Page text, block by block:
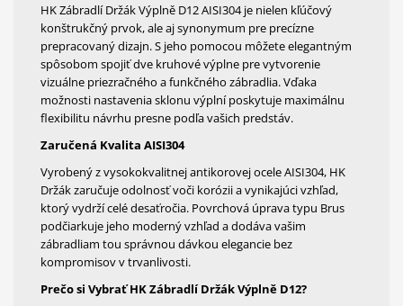
HK Zábradlí Držák Výplně D12 AISI304 je nielen kľúčový
konštrukčný prvok, ale aj synonymum pre precízne
prepracovaný dizajn. S jeho pomocou môžete elegantným
spôsobom spojiť dve kruhové výplne pre vytvorenie
vizuálne priezračného a funkčného zábradlia. Vďaka
možnosti nastavenia sklonu výplní poskytuje maximálnu
flexibilitu návrhu presne podľa vašich predstáv.
Zaručená Kvalita AISI304
Vyrobený z vysokokvalitnej antikorovej ocele AISI304, HK
Držák zaručuje odolnosť voči korózii a vynikajúci vzhľad,
ktorý vydrží celé desaťročia. Povrchová úprava typu Brus
podčiarkuje jeho moderný vzhľad a dodáva vašim
zábradliam tou správnou dávkou elegancie bez
kompromisov v trvanlivosti.
Prečo si Vybrať HK Zábradlí Držák Výplně D12?